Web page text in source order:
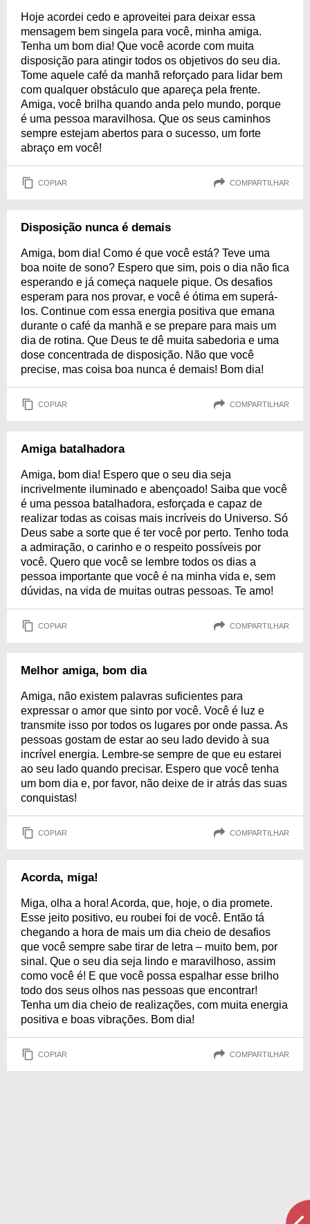
Hoje acordei cedo e aproveitei para deixar essa
mensagem bem singela para você, minha amiga.
Tenha um bom dia! Que você acorde com muita
disposição para atingir todos os objetivos do seu dia.
Tome aquele café da manhã reforçado para lidar bem
com qualquer obstáculo que apareça pela frente.
Amiga, você brilha quando anda pelo mundo, porque
é uma pessoa maravilhosa. Que os seus caminhos
sempre estejam abertos para o sucesso, um forte
abraço em você!
COPIAR COMPARTILHAR
Disposição nunca é demais
Amiga, bom dia! Como é que você está? Teve uma
boa noite de sono? Espero que sim, pois o dia não fica
esperando e já começa naquele pique. Os desafios
esperam para nos provar, e você é ótima em superá-
los. Continue com essa energia positiva que emana
durante o café da manhã e se prepare para mais um
dia de rotina. Que Deus te dê muita sabedoria e uma
dose concentrada de disposição. Não que você
precise, mas coisa boa nunca é demais! Bom dia!
COPIAR COMPARTILHAR
Amiga batalhadora
Amiga, bom dia! Espero que o seu dia seja
incrivelmente iluminado e abençoado! Saiba que você
é uma pessoa batalhadora, esforçada e capaz de
realizar todas as coisas mais incríveis do Universo. Só
Deus sabe a sorte que é ter você por perto. Tenho toda
a admiração, o carinho e o respeito possíveis por
você. Quero que você se lembre todos os dias a
pessoa importante que você é na minha vida e, sem
dúvidas, na vida de muitas outras pessoas. Te amo!
COPIAR COMPARTILHAR
Melhor amiga, bom dia
Amiga, não existem palavras suficientes para
expressar o amor que sinto por você. Você é luz e
transmite isso por todos os lugares por onde passa. As
pessoas gostam de estar ao seu lado devido à sua
incrível energia. Lembre-se sempre de que eu estarei
ao seu lado quando precisar. Espero que você tenha
um bom dia e, por favor, não deixe de ir atrás das suas
conquistas!
COPIAR COMPARTILHAR
Acorda, miga!
Miga, olha a hora! Acorda, que, hoje, o dia promete.
Esse jeito positivo, eu roubei foi de você. Então tá
chegando a hora de mais um dia cheio de desafios
que você sempre sabe tirar de letra – muito bem, por
sinal. Que o seu dia seja lindo e maravilhoso, assim
como você é! E que você possa espalhar esse brilho
todo dos seus olhos nas pessoas que encontrar!
Tenha um dia cheio de realizações, com muita energia
positiva e boas vibrações. Bom dia!
COPIAR COMPARTILHAR